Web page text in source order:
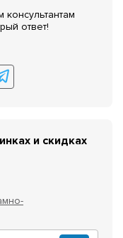
ответ!
и скидках